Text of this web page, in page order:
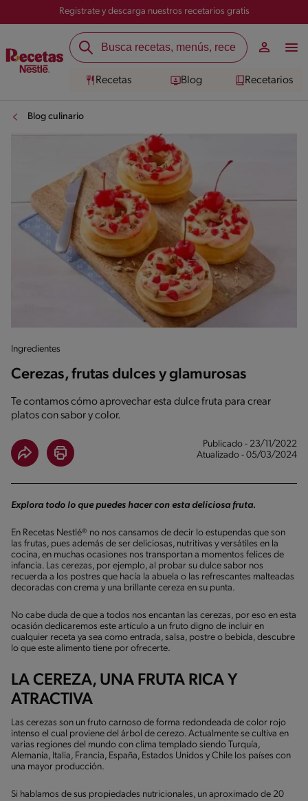
Registrate y descarga nuestros recetarios gratis
Recetas Blog Recetarios
Blog culinario
Ingredientes
Cerezas, frutas dulces y glamurosas
Te contamos cómo aprovechar esta dulce fruta para crear
platos con sabor y color.
Publicado - 23/11/2022
Atualizado - 05/03/2024
Explora todo lo que puedes hacer con esta deliciosa fruta.
En Recetas Nestlé® no nos cansamos de decir lo estupendas que son
las frutas, pues además de ser deliciosas, nutritivas y versátiles en la
cocina, en muchas ocasiones nos transportan a momentos felices de
infancia. Las cerezas, por ejemplo, al probar su dulce sabor nos
recuerda a los postres que hacía la abuela o las refrescantes malteadas
decoradas con crema y una brillante cereza en su punta.
No cabe duda de que a todos nos encantan las cerezas, por eso en esta
ocasión dedicaremos este artículo a un fruto digno de incluir en
cualquier receta ya sea como entrada, salsa, postre o bebida, descubre
lo que este alimento tiene por ofrecerte.
LA CEREZA, UNA FRUTA RICA Y
ATRACTIVA
Las cerezas son un fruto carnoso de forma redondeada de color rojo
intenso el cual proviene del árbol de cerezo. Actualmente se cultiva en
varias regiones del mundo con clima templado siendo Turquía,
Alemania, Italia, Francia, España, Estados Unidos y Chile los países con
una mayor producción.
Si hablamos de sus propiedades nutricionales, un aproximado de 20